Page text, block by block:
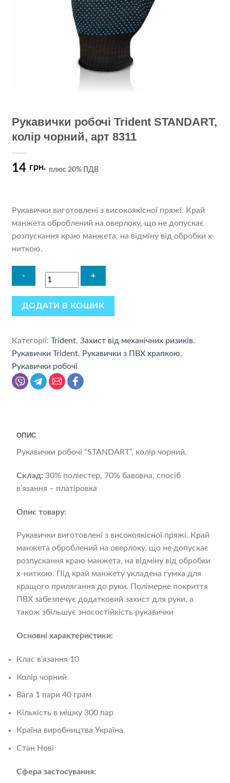
Рукавички робочі Trident STANDART,
колір чорний, арт 8311
14 грн. плюс 20% ПДВ
Рукавички виготовлені з високоякісної пряжі. Край
манжета оброблений на оверлоку, що не допускає
розпускання краю манжета, на відміну від обробки x-
ниткою.
ДОДАТИ В КОШИК
Категорії:Trident,Захист від механічних ризиків,
Рукавички Trident, Рукавички з ПВХ крапкою,
Рукавички робочі
ОПИС
Рукавички робочі “STANDART”, колір чорний.
Склад: 30% поліестер, 70% бавовна, спосіб
в’язання – платіровка
Опис товару:
Рукавички виготовлені з високоякісної пряжі. Край
манжета оброблений на оверлоку, що не допускає
розпускання краю манжета, на відміну від обробки
x-ниткою. Під край манжету укладена гумка для
кращого прилягання до руки. Полімерне покриття
ПВХ забезпечує додатковий захист для руки, а
також збільшує зносостійкість рукавички
Основні характеристики:
Клас в’язання 10
Колір чорний
Вага 1 пари 40 грам
Кількість в мішку 300 пар
Країна виробництва Україна
Стан Нові
Сфера застосування: